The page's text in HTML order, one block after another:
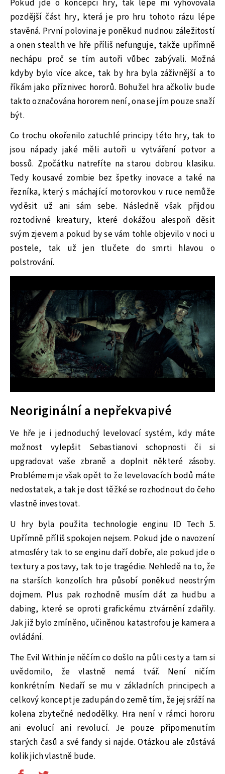
Pokud jde o koncepci hry, tak lépe mi vyhovovala
pozdější část hry, která je pro hru tohoto rázu lépe
stavěná. První polovina je poněkud nudnou záležitostí
a onen stealth ve hře příliš nefunguje, takže upřímně
nechápu proč se tím autoři vůbec zabývali. Možná
kdyby bylo více akce, tak by hra byla záživnější a to
říkám jako příznivec hororů. Bohužel hra ačkoliv bude
takto označována hororem není, ona se jím pouze snaží
být.
Co trochu okořenilo zatuchlé principy této hry, tak to
jsou nápady jaké měli autoři u vytváření potvor a
bossů. Zpočátku natrefíte na starou dobrou klasiku.
Tedy kousavé zombie bez špetky inovace a také na
řezníka, který s máchající motorovkou v ruce nemůže
vyděsit už ani sám sebe. Následně však přijdou
roztodivné kreatury, které dokážou alespoň děsit
svým zjevem a pokud by se vám tohle objevilo v noci u
postele, tak už jen tlučete do smrti hlavou o
polstrování.
Neoriginální a nepřekvapivé
Ve hře je i jednoduchý levelovací systém, kdy máte
možnost vylepšit Sebastianovi schopnosti či si
upgradovat vaše zbraně a doplnit některé zásoby.
Problémem je však opět to že levelovacích bodů máte
nedostatek, a tak je dost těžké se rozhodnout do čeho
vlastně investovat.
U hry byla použita technologie enginu ID Tech 5.
Upřímně příliš spokojen nejsem. Pokud jde o navození
atmosféry tak to se enginu daří dobře, ale pokud jde o
textury a postavy, tak to je tragédie. Nehledě na to, že
na starších konzolích hra působí poněkud neostrým
dojmem. Plus pak rozhodně musím dát za hudbu a
dabing, které se oproti grafickému ztvárnění zdařily.
Jak již bylo zmíněno, učiněnou katastrofou je kamera a
ovládání.
The Evil Within je něčím co došlo na půli cesty a tam si
uvědomilo, že vlastně nemá tvář. Není ničím
konkrétním. Nedaří se mu v základních principech a
celkový koncept je zadupán do země tím, že jej sráží na
kolena zbytečné nedodělky. Hra není v rámci hororu
ani evolucí ani revolucí. Je pouze připomenutím
starých časů a své fandy si najde. Otázkou ale zůstává
kolik jich vlastně bude.